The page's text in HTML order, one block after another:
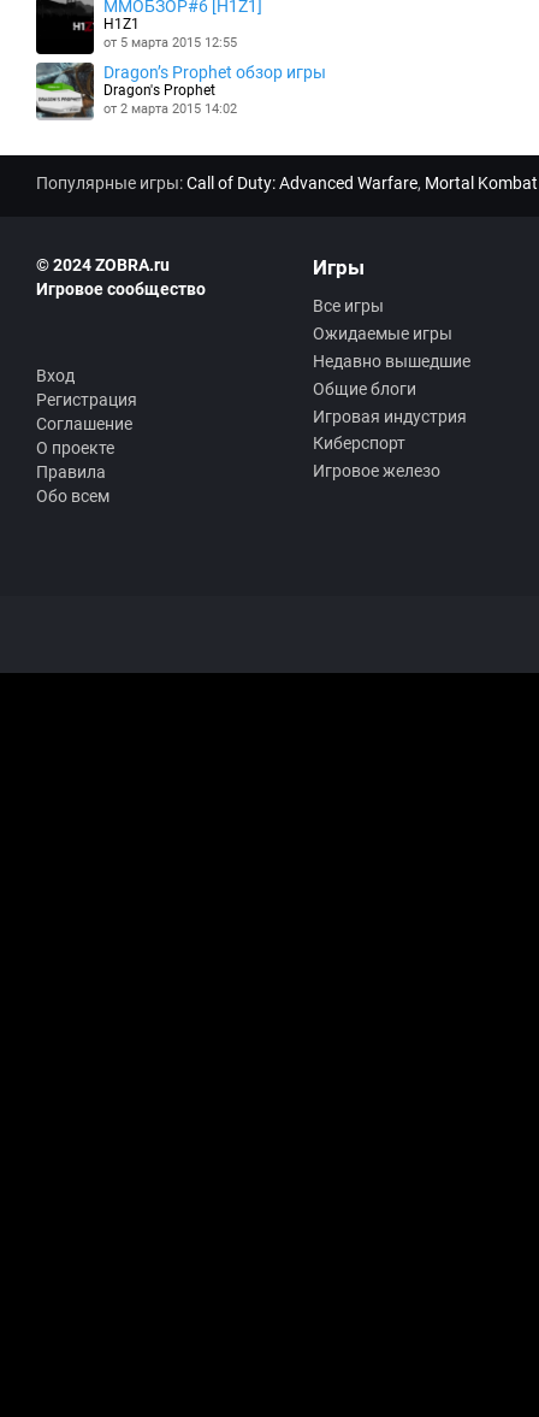
MMOБЗОР#6 [H1Z1]
H1Z1
от 5 марта 2015 12:55
Dragon’s Prophet обзор игры
Dragon's Prophet
от 2 марта 2015 14:02
Популярные игры:Call of Duty: Advanced Warfare, Mortal
© 2024 ZOBRA.ru
Игровое сообщество
Вход
Регистрация
Соглашение
О проекте
Правила
Обо всем
Игры
Все игры
Ожидаемые игры
Недавно вышедшие
Общие блоги
Игровая индустрия
Киберспорт
Игровое железо